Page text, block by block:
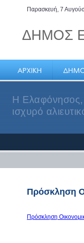
Παρασκευή, 7
ΔΗΜΟΣ
Η Ελαφόνησος,
ισχυρό
Πρόσκληση
Πρόσκληση